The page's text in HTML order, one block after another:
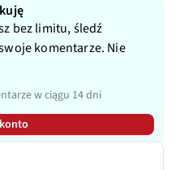
bez limitu, śledź
komentarze. Nie
w ciągu 14 dni